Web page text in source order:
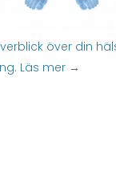
över din
Läs mer →